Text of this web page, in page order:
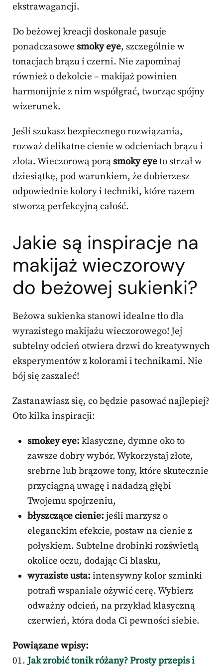
ekstrawagancji.
Do beżowej kreacji doskonale pasuje
ponadczasowe smoky eye, szczególnie w
tonacjach brązu i czerni. Nie zapominaj
również o dekolcie – makijaż powinien
harmonijnie z nim współgrać, tworząc spójny
wizerunek.
Jeśli szukasz bezpiecznego rozwiązania,
rozważ delikatne cienie w odcieniach brązu i
złota. Wieczorową porą smoky eyeto strzał w
dziesiątkę, pod warunkiem, że dobierzesz
odpowiednie kolory i techniki, które razem
stworzą perfekcyjną całość.
Jakie są inspiracje na
makijaż wieczorowy
do beżowej sukienki?
Beżowa sukienka stanowi idealne tło dla
wyrazistego makijażu wieczorowego! Jej
subtelny odcień otwiera drzwi do kreatywnych
eksperymentów z kolorami i technikami. Nie
bój się zaszaleć!
Zastanawiasz się, co będzie pasować najlepiej?
Oto kilka inspiracji:
smokey eye: klasyczne, dymne oko to
zawsze dobry wybór. Wykorzystaj złote,
srebrne lub brązowe tony, które skutecznie
przyciągną uwagę i nadadzą głębi
Twojemu spojrzeniu,
błyszczące cienie: jeśli marzysz o
eleganckim efekcie, postaw na cienie z
połyskiem. Subtelne drobinki rozświetlą
okolice oczu, dodając Ci blasku,
wyraziste usta: intensywny kolor szminki
potrafi wspaniale ożywić cerę. Wybierz
odważny odcień, na przykład klasyczną
czerwień, która doda Ci pewności siebie.
Powiązane wpisy:
Jak zrobić tonik różany? Prosty przepis i